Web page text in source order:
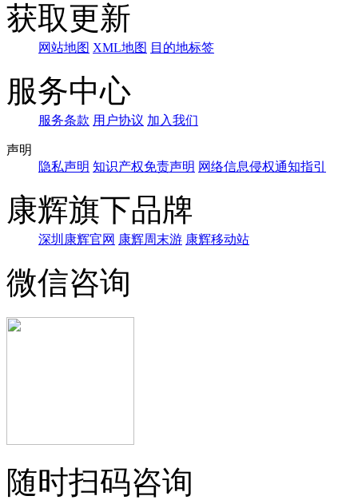
获取更新
网站地图 XML地图 目的地标签
服务中心
服务条款 用户协议 加入我们
声明
隐私声明 知识产权免责声明 网络信息侵权通知指引
康辉旗下品牌
深圳康辉官网 康辉周末游 康辉移动站
微信咨询
随时扫码咨询